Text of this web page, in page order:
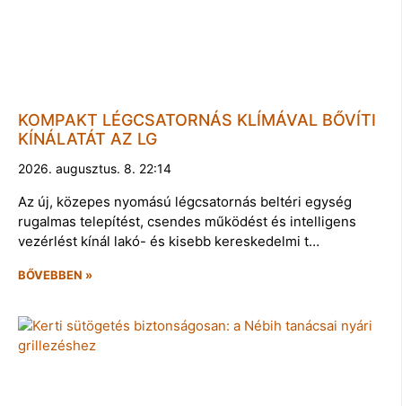
KOMPAKT LÉGCSATORNÁS KLÍMÁVAL BŐVÍTI
KÍNÁLATÁT AZ LG
2026. augusztus. 8. 22:14
Az új, közepes nyomású légcsatornás beltéri egység
rugalmas telepítést, csendes működést és intelligens
vezérlést kínál lakó- és kisebb kereskedelmi t…
BŐVEBBEN »